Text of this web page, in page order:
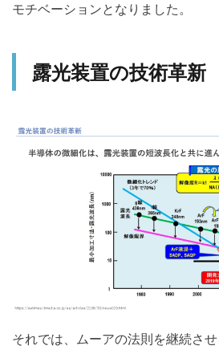
モチベーションとなりました。
露光装置の技術革新
それでは、ムーアの法則を継続さ